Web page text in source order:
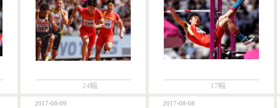
24幅 17幅
2017-08-09
2017-08-08